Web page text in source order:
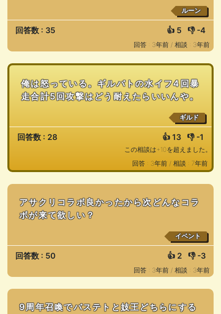
ルーン
回答数 : 35 👍 5 👎 -4
回答 : 3年前 / 相談 : 3年前
俺は怒っている。ギルバトの水イフ4回暴
走合計5回攻撃はどう耐えたらいいんや。
ギルド
回答数 : 28 👍 13 👎 -1
この相談は+10を超えました。
回答 : 3年前 / 相談 : 7年前
アサクリコラボ良かったから次どんなコラ
ボが来て欲しい？
イベント
回答数 : 50 👍 2 👎 -3
回答 : 3年前 / 相談 : 3年前
9周年召喚でバステトと妓王どちらにする